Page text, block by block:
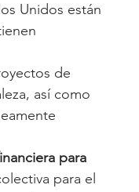
Unidos están
de
así como
para
para el